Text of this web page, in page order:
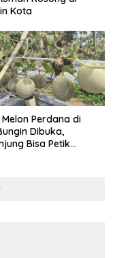
Kota
Perdana di
Dibuka,
Bisa Petik